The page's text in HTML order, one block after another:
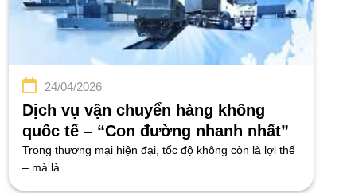
Dịch vụ vận chuyển hàng không
quốc tế – “Con đường nhanh nhất”
để chinh phục thị trường toàn cầu
24/04/2026
Trong thương mại hiện đại, tốc độ không còn là lợi thế
– mà là